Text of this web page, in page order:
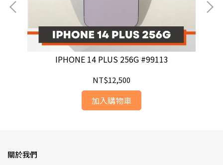
IPHONE 14 PLUS 256G #99113
NT$12,500
加入購物車
關於我們